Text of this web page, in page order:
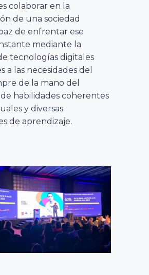
colaborar en la
de una sociedad
de enfrentar ese
mediante la
tecnologías digitales
a las necesidades del
de la mano del
habilidades coherentes
y diversas
de aprendizaje.